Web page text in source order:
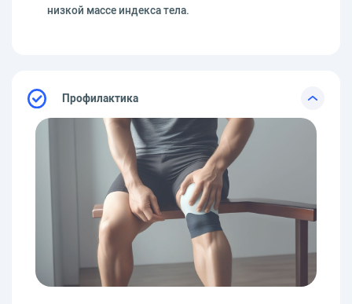
низкой массе индекса тела.
Профилактика